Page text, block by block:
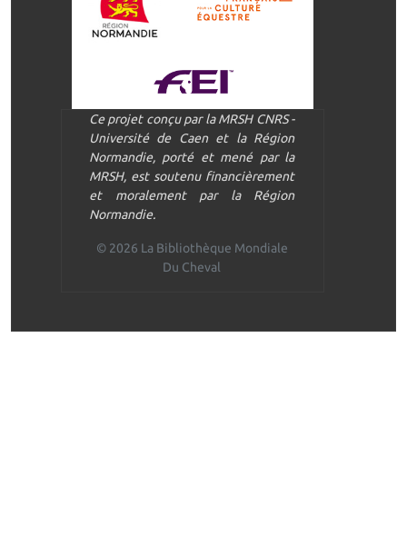
Ce projet conçu par la MRSH CNRS -
Université de Caen et la Région
Normandie, porté et mené par la
MRSH, est soutenu financièrement
et moralement par la Région
Normandie.
© 2026 La Bibliothèque Mondiale
Du Cheval